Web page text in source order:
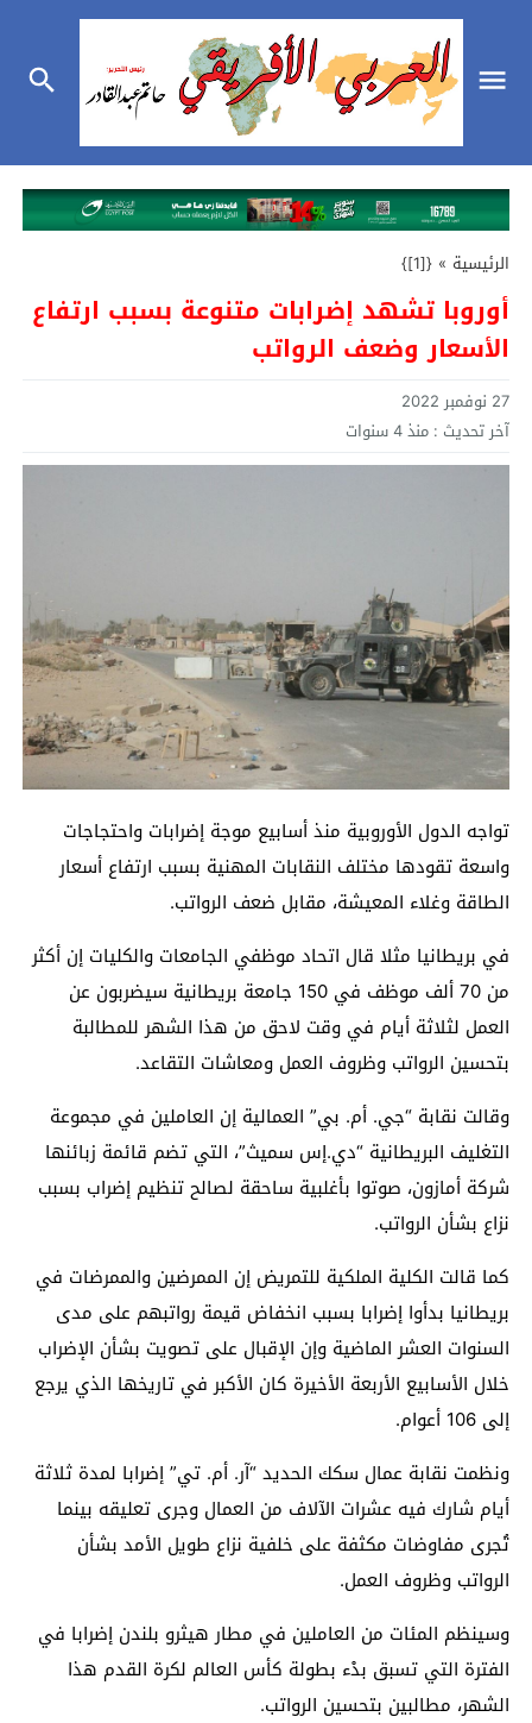
الرئيسية »
{[1]}
أوروبا تشهد إضرابات متنوعة بسبب ارتفاع
الأسعار وضعف الرواتب
27 نوفمبر 2022
آخر تحديث : منذ 4 سنوات
تواجه الدول الأوروبية منذ أسابيع موجة إضرابات واحتجاجات
واسعة تقودها مختلف النقابات المهنية بسبب ارتفاع أسعار
الطاقة وغلاء المعيشة، مقابل ضعف الرواتب.
في بريطانيا مثلا قال اتحاد موظفي الجامعات والكليات إن أكثر
من 70 ألف موظف في 150 جامعة بريطانية سيضربون عن
العمل لثلاثة أيام في وقت لاحق من هذا الشهر للمطالبة
بتحسين الرواتب وظروف العمل ومعاشات التقاعد.
وقالت نقابة “جي. أم. بي” العمالية إن العاملين في مجموعة
التغليف البريطانية “دي.إس سميث”، التي تضم قائمة زبائنها
شركة أمازون، صوتوا بأغلبية ساحقة لصالح تنظيم إضراب بسبب
نزاع بشأن الرواتب.
كما قالت الكلية الملكية للتمريض إن الممرضين والممرضات في
بريطانيا بدأوا إضرابا بسبب انخفاض قيمة رواتبهم على مدى
السنوات العشر الماضية وإن الإقبال على تصويت بشأن الإضراب
خلال الأسابيع الأربعة الأخيرة كان الأكبر في تاريخها الذي يرجع
إلى 106 أعوام.
ونظمت نقابة عمال سكك الحديد “آر. أم. تي” إضرابا لمدة ثلاثة
أيام شارك فيه عشرات الآلاف من العمال وجرى تعليقه بينما
تُجرى مفاوضات مكثفة على خلفية نزاع طويل الأمد بشأن
الرواتب وظروف العمل.
وسينظم المئات من العاملين في مطار هيثرو بلندن إضرابا في
الفترة التي تسبق بدْء بطولة كأس العالم لكرة القدم هذا
الشهر، مطالبين بتحسين الرواتب.